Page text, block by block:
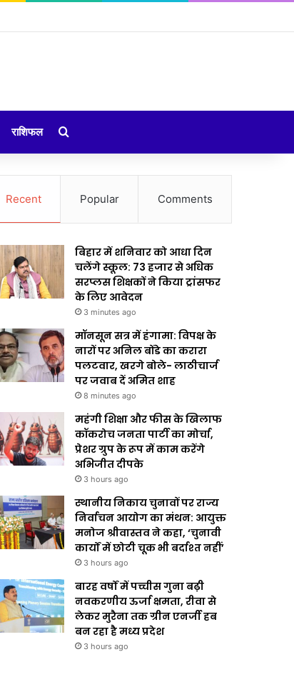
राशिफल
Recent Popular Comments
बिहार में शनिवार को आधा दिन
चलेंगे स्कूल: 73 हजार से अधिक
सरप्लस शिक्षकों ने किया ट्रांसफर
के लिए आवेदन
3 minutes ago
मॉनसून सत्र में हंगामा: विपक्ष के
नारों पर अनिल बोंडे का करारा
पलटवार, खरगे बोले- लाठीचार्ज
पर जवाब दें अमित शाह
8 minutes ago
महंगी शिक्षा और फीस के खिलाफ
कॉकरोच जनता पार्टी का मोर्चा,
प्रेशर ग्रुप के रूप में काम करेंगे
अभिजीत दीपके
3 hours ago
स्थानीय निकाय चुनावों पर राज्य
निर्वाचन आयोग का मंथन: आयुक्त
मनोज श्रीवास्तव ने कहा, ‘चुनावी
कार्यों में छोटी चूक भी बर्दाश्त नहीं’
3 hours ago
बारह वर्षों में पच्चीस गुना बढ़ी
नवकरणीय ऊर्जा क्षमता, रीवा से
लेकर मुरैना तक ग्रीन एनर्जी हब
बन रहा है मध्य प्रदेश
3 hours ago